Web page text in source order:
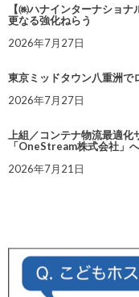
【㈱ハナインターナショ
更なる強化ねらう
2026年7月27日
東京ミッドタウン八重洲で
2026年7月27日
上組／コンテナ物流最適化
「OneStream株式会社」
2026年7月21日